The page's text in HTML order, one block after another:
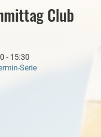
Club
- 15:30
Serie